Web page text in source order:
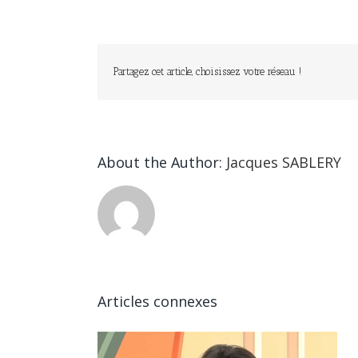
Partagez cet article, choisissez votre réseau !
About the Author: Jacques SABLERY
Articles connexes